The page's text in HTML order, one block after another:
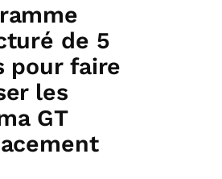
de 5
pour faire
les
GT